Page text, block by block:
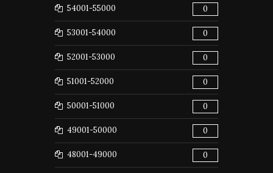
54001-55000 0
53001-54000 0
52001-53000 0
51001-52000 0
50001-51000 0
49001-50000 0
48001-49000 0